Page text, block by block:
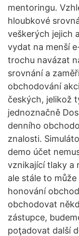
mentoringu.
hloubkové
veškerých jejich
vydat na menší
trochu navázat
srovnání a
obchodování
českých, jelikož
jednoznačně
denního
znalosti.
demo účet
vznikající tlaky a
ale stále to
honování
obchodovat
zástupce,
poţadovat další